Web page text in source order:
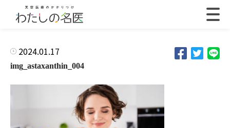
2024.01.17
img_astaxanthin_004